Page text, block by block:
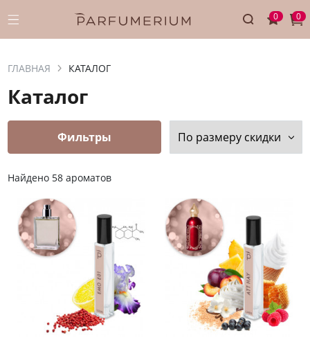
0 0
ГЛАВНАЯ КАТАЛОГ
Каталог
Найдено 58 ароматов
Фильтры По размеру скидки